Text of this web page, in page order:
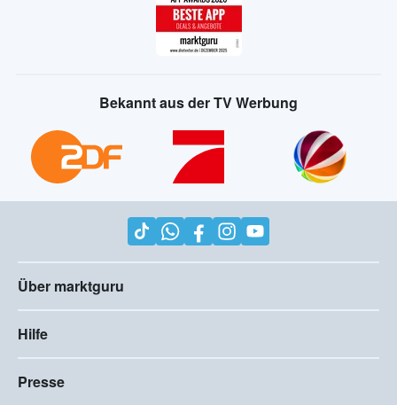
Bekannt aus der TV Werbung
Über marktguru
Hilfe
Presse